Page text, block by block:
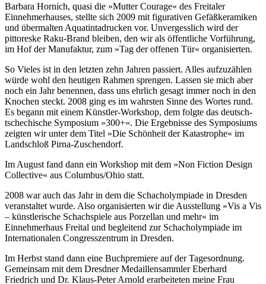
Barbara Hornich, quasi die »Mutter Courage« des Freitaler
Einnehmerhauses, stellte sich 2009 mit figurativen Gefäßkeramiken
und übermalten Aquatintadrucken vor. Unvergesslich wird der
pittoreske Raku-Brand bleiben, den wir als öffentliche Vorführung,
im Hof der Manufaktur, zum »Tag der offenen Tür« organisierten.
So Vieles ist in den letzten zehn Jahren passiert. Alles aufzuzählen
würde wohl den heutigen Rahmen sprengen. Lassen sie mich aber
noch ein Jahr benennen, dass uns ehrlich gesagt immer noch in den
Knochen steckt. 2008 ging es im wahrsten Sinne des Wortes rund.
Es begann mit einem Künstler-Workshop, dem folgte das deutsch-
tschechische Symposium »300+«. Die Ergebnisse des Symposiums
zeigten wir unter dem Titel »Die Schönheit der Katastrophe« im
Landschloß Pirna-Zuschendorf.
Im August fand dann ein Workshop mit dem »Non Fiction Design
Collective« aus Columbus/Ohio statt.
2008 war auch das Jahr in dem die Schacholympiade in Dresden
veranstaltet wurde. Also organisierten wir die Ausstellung »Vis a Vis
– künstlerische Schachspiele aus Porzellan und mehr« im
Einnehmerhaus Freital und begleitend zur Schacholympiade im
Internationalen Congresszentrum in Dresden.
Im Herbst stand dann eine Buchpremiere auf der Tagesordnung.
Gemeinsam mit dem Dresdner Medaillensammler Eberhard
Friedrich und Dr. Klaus-Peter Arnold erarbeiteten meine Frau